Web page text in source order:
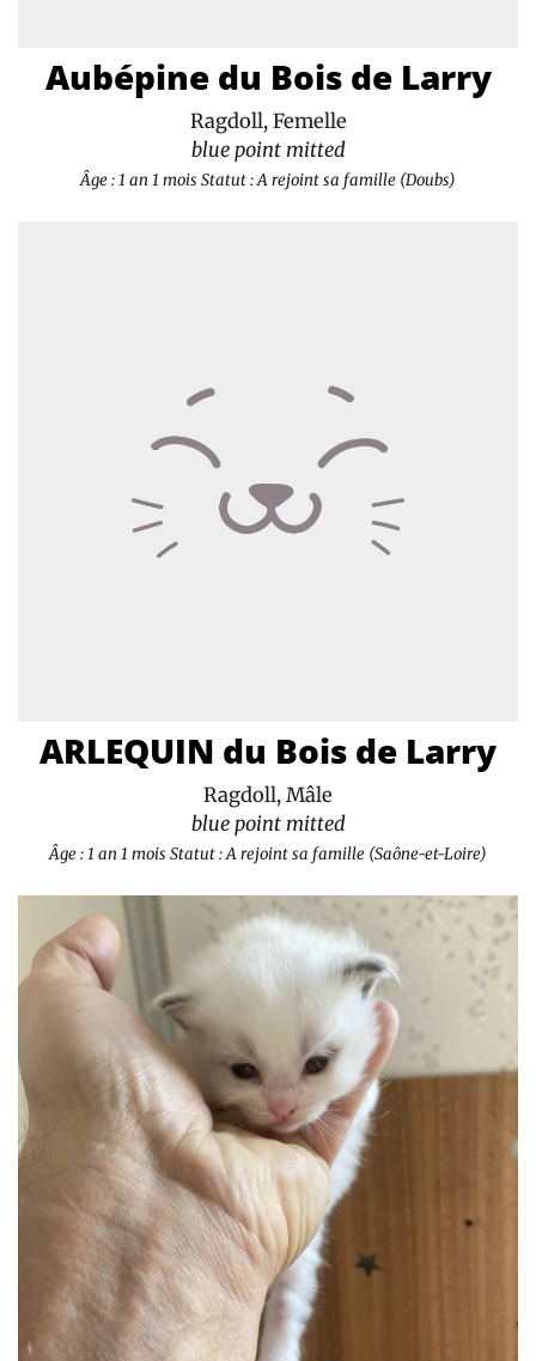
Aubépine du Bois de Larry
Ragdoll, Femelle
blue point mitted
Âge : 1 an 1 mois Statut : A rejoint sa famille (Doubs)
ARLEQUIN du Bois de Larry
Ragdoll, Mâle
blue point mitted
Âge : 1 an 1 mois Statut : A rejoint sa famille (Saône-et-Loire)